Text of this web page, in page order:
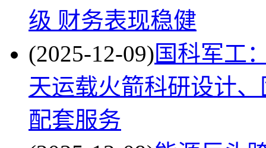
级 财务表现稳健
(2025-12-09)国科军工
天运载火箭科研设计
配套服务